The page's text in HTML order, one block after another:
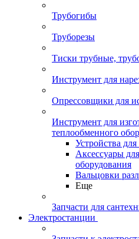
Трубогибы
Труборезы
Тиски трубные,
Инструмент для
Опрессовщики для
Инструмент для
теплообменного
Устройства
Аксессуары
оборудования
Вальцовки
Еще
Запчасти для
Электростанции